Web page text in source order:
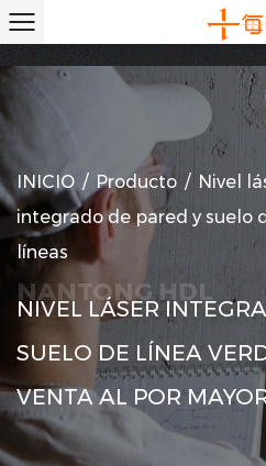
INICIO / Producto / Nivel
integrado de pared y suelo
líneas
NIVEL LÁSER
SUELO DE LÍNEA
VENTA AL POR